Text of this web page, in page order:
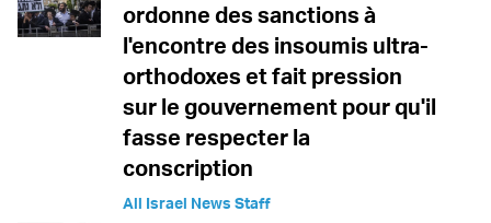
ordonne des sanctions à
l'encontre des insoumis ultra-
orthodoxes et fait pression
sur le gouvernement pour qu'il
fasse respecter la
conscription
All Israel News Staff